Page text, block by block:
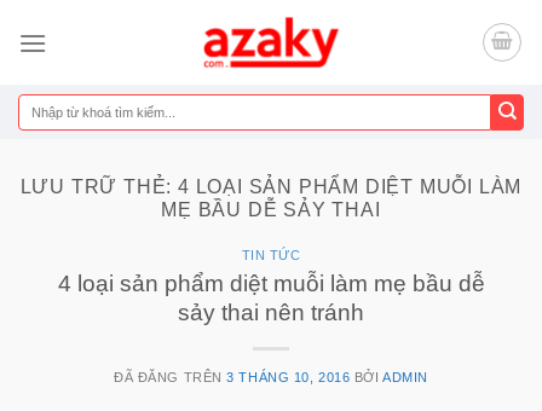
đến
dung
Tìm
kiếm:
LƯU TRỮ THẺ:4 LOẠI SẢN PHẨM DIỆT MUỖI LÀM
MẸ BẦU DỄ SẢY THAI
TIN TỨC
4 loại sản phẩm diệt muỗi làm mẹ bầu dễ
sảy thai nên tránh
ĐÃ ĐĂNG TRÊN3 THÁNG 10, 2016 BỞIADMIN